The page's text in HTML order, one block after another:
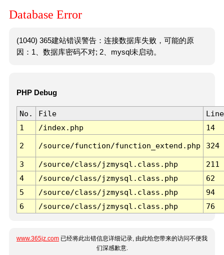
Database Error
(1040) 365建站错误警告：连接数据库失败，可能的原
因：1、数据库密码不对; 2、mysql未启动。
PHP Debug
No. File
Line
1
/index.php 14
2 /source/function/function_extend.php 324
3 /source/class/jzmysql.class.php
211
4
/source/class/jzmysql.class.php
62
5
/source/class/jzmysql.class.php
94
6
/source/class/jzmysql.class.php 76
www.365jz.com 已经将此出错信息详细记录, 由此给您带来的访问不便我
们深感歉意.